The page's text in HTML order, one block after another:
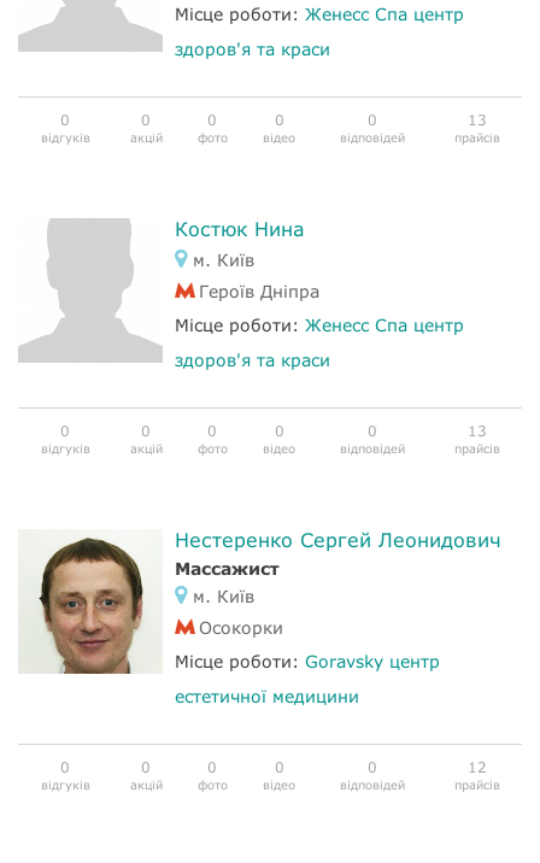
Місце роботи: Женесс Спа центр
здоров'я та краси
0
відгуків
0
акцій
0
фото
0
відео
0
відповідей
13
прайсів
Костюк Нина
м. Київ
Героїв Дніпра
Місце роботи: Женесс Спа центр
здоров'я та краси
0
відгуків
0
акцій
0
фото
0
відео
0
відповідей
13
прайсів
Нестеренко Сергей Леонидович
Массажист
м. Київ
Осокорки
Місце роботи: Goravsky центр
естетичної медицини
0
відгуків
0
акцій
0
фото
0
відео
0
відповідей
12
прайсів